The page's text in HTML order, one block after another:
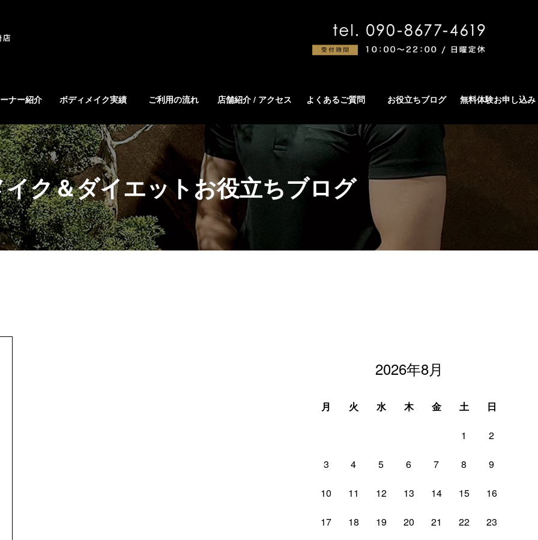
ナー紹介 ボディメイク実績 ご利用の流れ 店舗紹介 / アクセス よくあるご質問 お役立ちブログ 無料体験お申し込み
ク＆ダイエットお役立ちブログ
2026年8月
月 火 水 木 金 土 日
1 2
3 4 5 6 7 8 9
10 11 12 13 14 15 16
17 18 19 20 21 22 23